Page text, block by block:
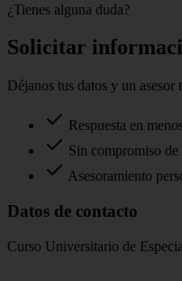
¿Tienes alguna duda?
Solicitar
Déjanos tus datos y un asesor
Respuesta en
Sin compromiso de
Asesoramiento
Datos de contacto
Curso Universitario de